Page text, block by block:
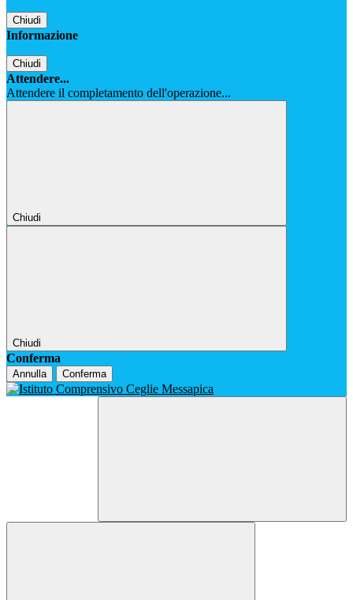
Chiudi
Informazione
Chiudi
Attendere...
Attendere il completamento dell'operazione...
Chiudi
Chiudi
Conferma
Annulla Conferma